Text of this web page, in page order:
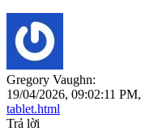
Gregory Vaughn:
19/04/2026, 09:02:11 PM,
tablet.html
Trả lời